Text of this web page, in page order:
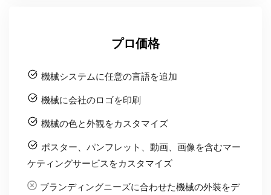
プロ価格
機械システムに任意の言語を追加
機械に会社のロゴを印刷
機械の色と外観をカスタマイズ
ポスター、パンフレット、動画、画像を含むマー
ケティングサービスをカスタマイズ
ブランディングニーズに合わせた機械の外装をデ